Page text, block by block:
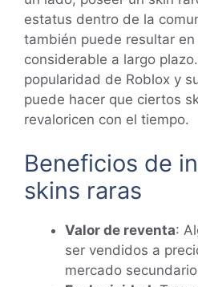
estatus dentro de la
también puede resultar
considerable a largo
popularidad de Roblox y
puede hacer que ciertos
revaloricen con el tiempo.
Beneficios de
skins raras
Valor de reventa:
ser vendidos a
mercado